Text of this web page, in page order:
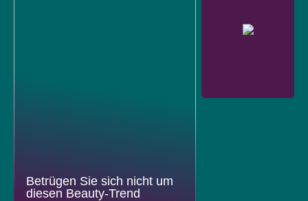
Betrügen Sie sich nicht um
diesen Beauty-Trend